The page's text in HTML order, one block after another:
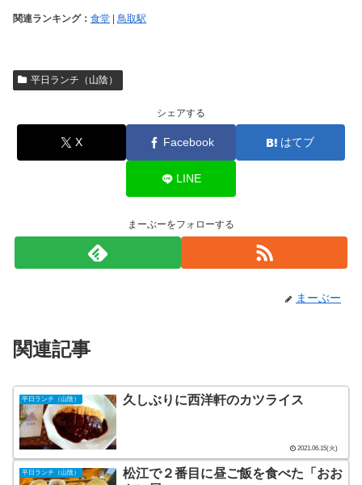
関連ランキング： 食堂 | 鳥取駅
平日ランチ（山陰）
シェアする
X Facebook はてブ
LINE
まーぶーをフォローする
まーぶー
関連記事
平日ランチ（山陰） 久しぶりに西洋軒のカツライス
2021.06.15(火)
平日ランチ（山陰）
松江で２番目に昼ご飯を食べた「おお